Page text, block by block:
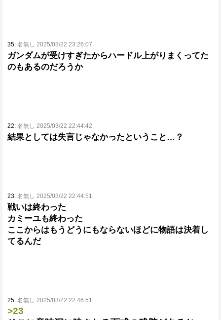
35: 名無し 2025/03/22 23:26:07
ガンダムが受けすぎたからハードル上がりまくってた
のもあるのだろうか
22: 名無し 2025/03/22 22:44:42
結果としては失言じゃなかったということ…？
23: 名無し 2025/03/22 22:44:51
戦いは終わった
カミーユも終わった
ここからはもうどうにもならないほどに物語は決着し
てるんだ
25: 名無し 2025/03/22 22:46:51
>23